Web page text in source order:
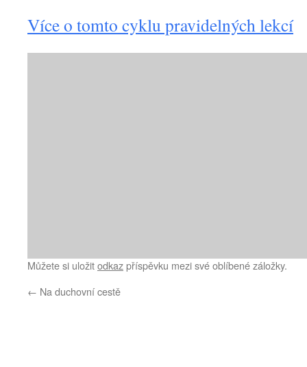
Více o tomto cyklu pravidelných lekcí
Můžete si uložitodkazpříspěvku mezi své oblíbené záložky.
← Na duchovní cestě